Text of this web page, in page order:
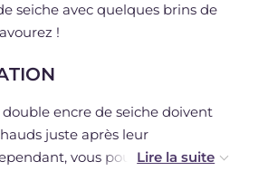
seiche avec quelques brins de
!
encre de seiche doivent
juste après leur
vous pouvez les